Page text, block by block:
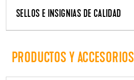
SELLOS E INSIGNIAS DE CALIDAD
PRODUCTOS Y ACCESORIOS